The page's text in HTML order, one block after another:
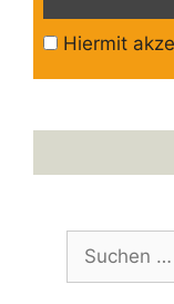
Hiermit
nach: